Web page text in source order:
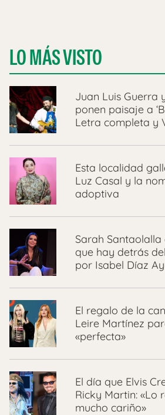
LO MÁS VISTO
Juan Luis Guerra
ponen paisaje a
Letra completa y
Esta localidad
Luz Casal y la
adoptiva
Sarah
que hay detrás
por Isabel Díaz
El regalo de la
Leire Martínez
«perfecta»
El día que Elvis
Ricky Martin: «Lo
mucho cariño»